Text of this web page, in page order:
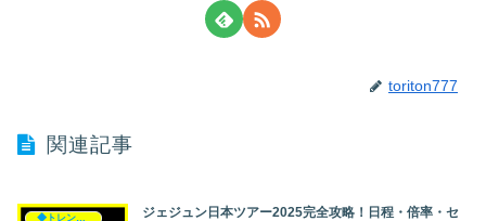
toriton777
関連記事
ジェジュン日本ツアー2025完全攻略！日程・倍率・セ